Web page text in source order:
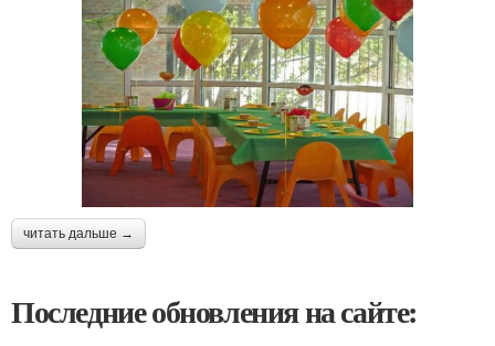
читать дальше →
Последние обновления на сайте: